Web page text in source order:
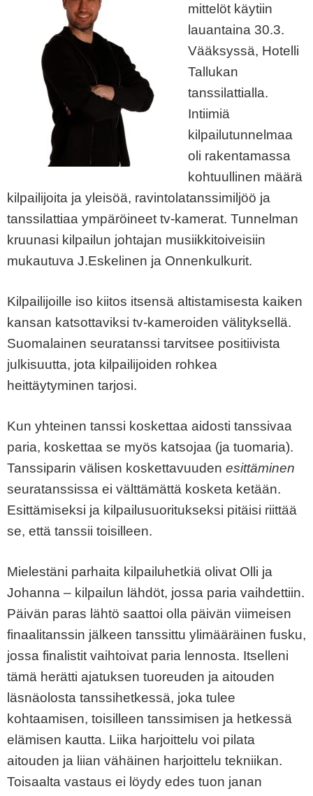
mittelöt käytiin
lauantaina 30.3.
Vääksyssä, Hotelli
Tallukan
tanssilattialla.
Intiimiä
kilpailutunnelmaa
oli rakentamassa
kohtuullinen määrä
kilpailijoita ja yleisöä, ravintolatanssimiljöö ja
tanssilattiaa ympäröineet tv-kamerat. Tunnelman
kruunasi kilpailun johtajan musiikkitoiveisiin
mukautuva J.Eskelinen ja Onnenkulkurit.
Kilpailijoille iso kiitos itsensä altistamisesta kaiken
kansan katsottaviksi tv-kameroiden välityksellä.
Suomalainen seuratanssi tarvitsee positiivista
julkisuutta, jota kilpailijoiden rohkea
heittäytyminen tarjosi.
Kun yhteinen tanssi koskettaa aidosti tanssivaa
paria, koskettaa se myös katsojaa (ja tuomaria).
Tanssiparin välisen koskettavuuden esittäminen
seuratanssissa ei välttämättä kosketa ketään.
Esittämiseksi ja kilpailusuoritukseksi pitäisi riittää
se, että tanssii toisilleen.
Mielestäni parhaita kilpailuhetkiä olivat Olli ja
Johanna – kilpailun lähdöt, jossa paria vaihdettiin.
Päivän paras lähtö saattoi olla päivän viimeisen
finaalitanssin jälkeen tanssittu ylimääräinen fusku,
jossa finalistit vaihtoivat paria lennosta. Itselleni
tämä herätti ajatuksen tuoreuden ja aitouden
läsnäolosta tanssihetkessä, joka tulee
kohtaamisen, toisilleen tanssimisen ja hetkessä
elämisen kautta. Liika harjoittelu voi pilata
aitouden ja liian vähäinen harjoittelu tekniikan.
Toisaalta vastaus ei löydy edes tuon janan